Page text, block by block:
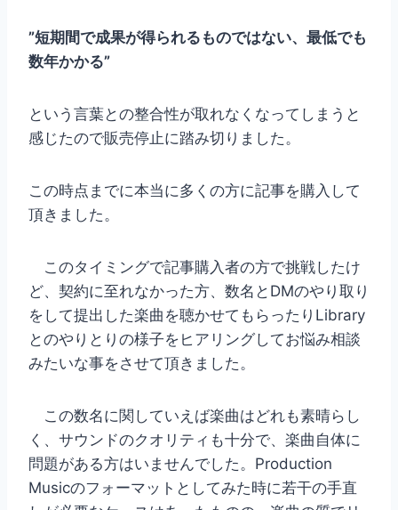
”短期間で成果が得られるものではない、最低でも
数年かかる”
という言葉との整合性が取れなくなってしまうと
感じたので販売停止に踏み切りました。
この時点までに本当に多くの方に記事を購入して
頂きました。
このタイミングで記事購入者の方で挑戦したけ
ど、契約に至れなかった方、数名とDMのやり取り
をして提出した楽曲を聴かせてもらったりLibrary
とのやりとりの様子をヒアリングしてお悩み相談
みたいな事をさせて頂きました。
この数名に関していえば楽曲はどれも素晴らし
く、サウンドのクオリティも十分で、楽曲自体に
問題がある方はいませんでした。Production
Musicのフォーマットとしてみた時に若干の手直